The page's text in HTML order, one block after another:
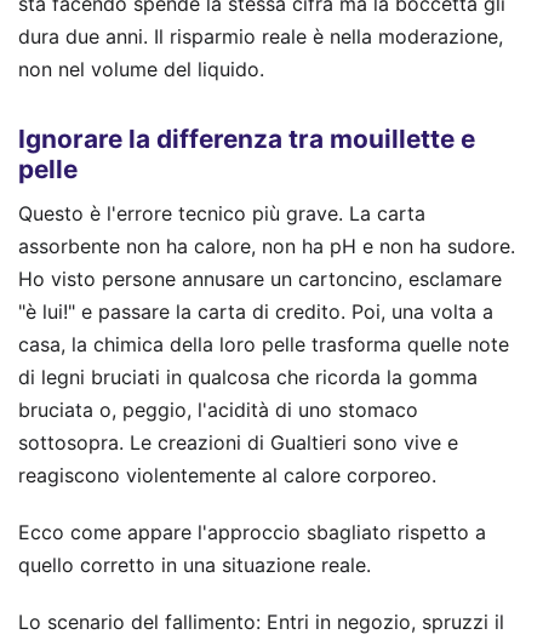
dura due anni. Il risparmio reale è nella moderazione,
non nel volume del liquido.
Ignorare la differenza tra mouillette e
pelle
Questo è l'errore tecnico più grave. La carta
assorbente non ha calore, non ha pH e non ha sudore.
Ho visto persone annusare un cartoncino, esclamare
"è lui!" e passare la carta di credito. Poi, una volta a
casa, la chimica della loro pelle trasforma quelle note
di legni bruciati in qualcosa che ricorda la gomma
bruciata o, peggio, l'acidità di uno stomaco
sottosopra. Le creazioni di Gualtieri sono vive e
reagiscono violentemente al calore corporeo.
Ecco come appare l'approccio sbagliato rispetto a
quello corretto in una situazione reale.
Lo scenario del fallimento: Entri in negozio, spruzzi il